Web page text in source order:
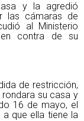
y la agredió
las cámaras de
al Ministerio
en contra de su
de restricción,
su casa y
16 de mayo, el
que ella tiene la